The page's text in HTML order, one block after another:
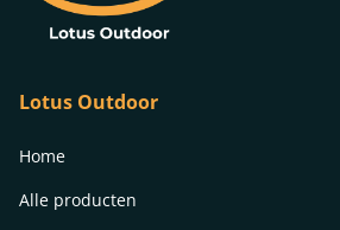
Lotus Outdoor
Home
Alle producten